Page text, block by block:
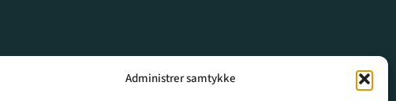
Administrer samtykke